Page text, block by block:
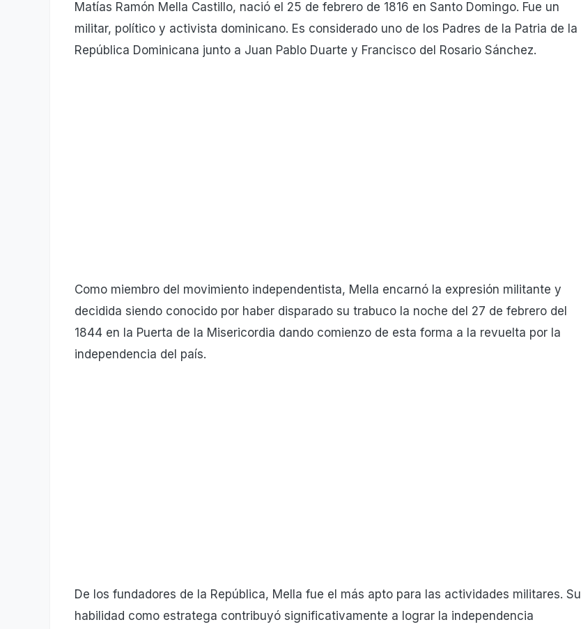
Matías Ramón Mella Castillo, nació el 25 de febrero de 1816 en Santo Domingo. Fue un
militar, político y activista dominicano. Es considerado uno de los Padres de la Patria de la
República Dominicana junto a Juan Pablo Duarte y Francisco del Rosario Sánchez.
Como miembro del movimiento independentista, Mella encarnó la expresión militante y
decidida siendo conocido por haber disparado su trabuco la noche del 27 de febrero del
1844 en la Puerta de la Misericordia dando comienzo de esta forma a la revuelta por la
independencia del país.
De los fundadores de la República, Mella fue el más apto para las actividades militares. Su
habilidad como estratega contribuyó significativamente a lograr la independencia